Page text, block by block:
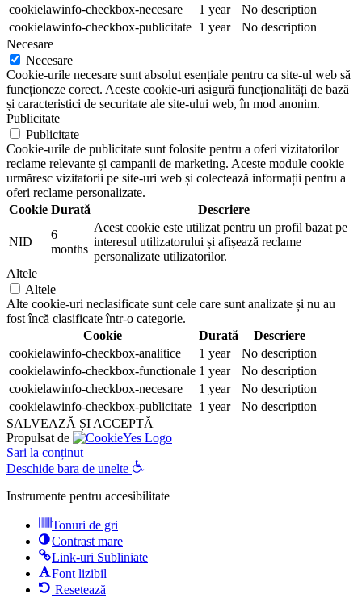
cookielawinfo-checkbox-necesare
1 year
No description
cookielawinfo-checkbox-publicitate 1 year
No description
Necesare
Necesare
Cookie-urile necesare sunt absolut esențiale pentru ca site-ul web să
funcționeze corect. Aceste cookie-uri asigură funcționalități de bază
și caracteristici de securitate ale site-ului web, în mod anonim.
Publicitate
Publicitate
Cookie-urile de publicitate sunt folosite pentru a oferi vizitatorilor
reclame relevante și campanii de marketing. Aceste module cookie
urmăresc vizitatorii pe site-uri web și colectează informații pentru a
oferi reclame personalizate.
Cookie Durată Descriere
NID
6
months
Acest cookie este utilizat pentru un profil bazat pe
interesul utilizatorului și afișează reclame
personalizate utilizatorilor.
Altele
Altele
Alte cookie-uri neclasificate sunt cele care sunt analizate și nu au
fost încă clasificate într-o categorie.
Cookie
Durată
Descriere
cookielawinfo-checkbox-analitice
1 year
No description
cookielawinfo-checkbox-functionale 1 year
No description
cookielawinfo-checkbox-necesare
1 year
No description
cookielawinfo-checkbox-publicitate 1 year
No description
SALVEAZĂ ȘI ACCEPTĂ
Propulsat de
Sari la conținut
Deschide bara de unelte
Instrumente pentru accesibilitate
Tonuri de gri
Contrast mare
Link-uri Subliniate
Font lizibil
Resetează